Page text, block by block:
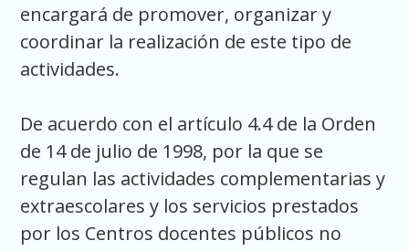
encargará de promover, organizar y
coordinar la realización de este tipo de
actividades.
De acuerdo con el artículo 4.4 de la Orden
de 14 de julio de 1998, por la que se
regulan las actividades complementarias y
extraescolares y los servicios prestados
por los Centros docentes públicos no